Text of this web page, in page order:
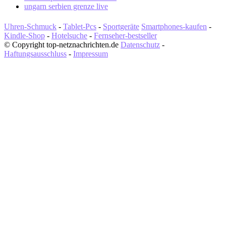
ungarn serbien grenze live
Uhren-Schmuck - Tablet-Pcs - Sportgeräte Smartphones-kaufen -
Kindle-Shop - Hotelsuche - Fernseher-bestseller
© Copyright top-netznachrichten.de Datenschutz -
Haftungsausschluss - Impressum